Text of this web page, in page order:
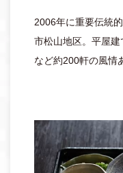
2006年に重要伝統
市松山地区。平屋
など約200軒の風情
真館をリノベーシ
なぎを一切使わな
本格的にそばを打
室も開催しています